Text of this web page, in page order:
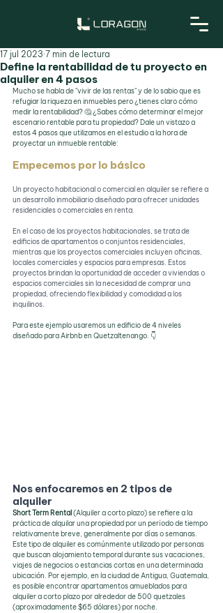
Define la rentabilidad de tu proyecto en
alquiler en 4 pasos
17 jul 2023 7 min de lectura
Mucho se habla de "vivir de las rentas" y de lo sabio que es
refugiar la riqueza en inmuebles pero ¿tienes claro cómo
medir la rentabilidad? 🤔 ¿Sabes cómo determinar el mejor
escenario rentable para tu propiedad? Dale un vistazo a
estos 4 pasos que utilizamos en el estudio a la hora de
proyectar un inmueble rentable:
Empecemos por lo básico
Un proyecto habitacional o comercial en alquiler se refiere a
un desarrollo inmobiliario diseñado para ofrecer unidades
residenciales o comerciales en renta.
En el caso de los proyectos habitacionales, se trata de
edificios de apartamentos o conjuntos residenciales,
mientras que los proyectos comerciales incluyen oficinas,
locales comerciales y espacios para empresas. Estos
proyectos brindan la oportunidad de acceder a viviendas o
espacios comerciales sin la necesidad de comprar una
propiedad, ofreciendo flexibilidad y comodidad a los
inquilinos.
Para este ejemplo usaremos un edificio de 4 niveles
diseñado para Airbnb en Quetzaltenango. 👇
Nos enfocaremos en 2 tipos de
alquiler
Short Term Rental (Alquiler a corto plazo) se refiere a la
práctica de alquilar una propiedad por un período de tiempo
relativamente breve, generalmente por días o semanas.
Este tipo de alquiler es comúnmente utilizado por personas
que buscan alojamiento temporal durante sus vacaciones,
viajes de negocios o estancias cortas en una determinada
ubicación. Por ejemplo, en la ciudad de Antigua, Guatemala,
es posible encontrar apartamentos amueblados para
alquiler a corto plazo por alrededor de 500 quetzales
(aproximadamente $65 dólares) por noche.